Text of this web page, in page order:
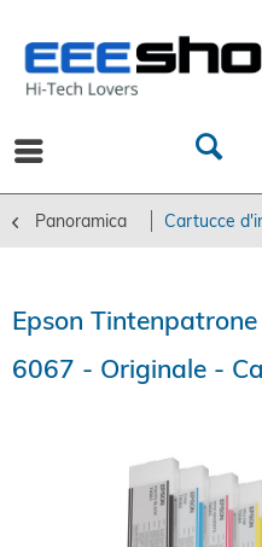
Panoramica Cartucce
Epson
6067 - Originale -